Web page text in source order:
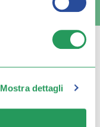
Mostra dettagli